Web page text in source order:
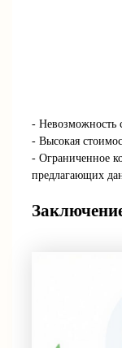
- Невозможность
- Высокая
- Ограниченное
предлагающих